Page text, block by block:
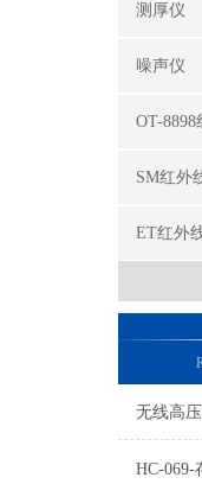
测厚仪
噪声仪
OT-
SM红外
ET红外
无线高
HC-069-